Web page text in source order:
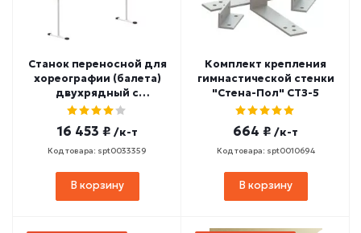
Станок переносной для
хореографии (балета)
двухрядный с
резиновыми накладками
16 453 ₽ /к-т
Код товара: spt0033359
В корзину
Комплект крепления
гимнастической стенки
"Стена-Пол" СТЗ-5
664 ₽ /к-т
Код товара: spt0010694
В корзину